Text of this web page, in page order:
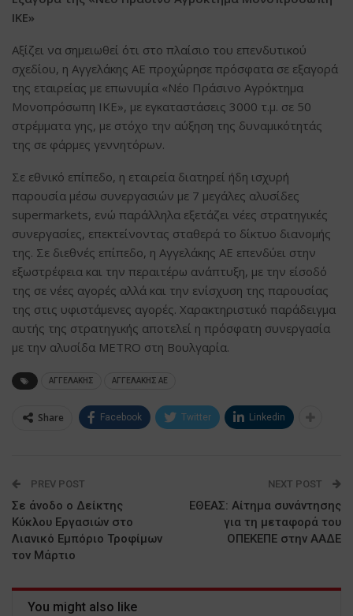
ΙΚΕ»
Αξίζει να σημειωθεί ότι στο πλαίσιο του επενδυτικού
σχεδίου, η Αγγελάκης ΑΕ προχώρησε πρόσφατα σε εξαγορά
της εταιρείας με επωνυμία «Νέο Πράσινο Αγρόκτημα
Μονοπρόσωπη ΙΚΕ», με εγκαταστάσεις 3000 τ.μ. σε 50
στρέμματα γης, με στόχο την αύξηση της δυναμικότητάς
της σε φάρμες γεννητόρων.
Σε εθνικό επίπεδο, η εταιρεία διατηρεί ήδη ισχυρή
παρουσία μέσω συνεργασιών με 7 μεγάλες αλυσίδες
supermarkets, ενώ παράλληλα εξετάζει νέες στρατηγικές
συνεργασίες, επεκτείνοντας σταθερά το δίκτυο διανομής
της. Σε διεθνές επίπεδο, η Αγγελάκης ΑΕ επενδύει στην
εξωστρέφεια και την περαιτέρω ανάπτυξη, με την είσοδό
της σε νέες αγορές αλλά και την ενίσχυση της παρουσίας
της στις υφιστάμενες αγορές. Χαρακτηριστικό παράδειγμα
αυτής της στρατηγικής αποτελεί η πρόσφατη συνεργασία
με την αλυσίδα METRO στη Βουλγαρία.
ΑΓΓΕΛΑΚΗΣ ΑΓΓΕΛΑΚΗΣ ΑΕ
Share Facebook Twitter Linkedin
PREV POST
Σε άνοδο ο Δείκτης
Κύκλου Εργασιών στο
Λιανικό Εμπόριο Τροφίμων
τον Μάρτιο
NEXT POST
ΕΘΕΑΣ: Αίτημα συνάντησης
για τη μεταφορά του
ΟΠΕΚΕΠΕ στην ΑΑΔΕ
You might also like